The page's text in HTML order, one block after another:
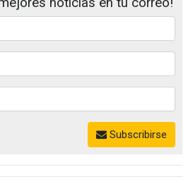
Subscribirse